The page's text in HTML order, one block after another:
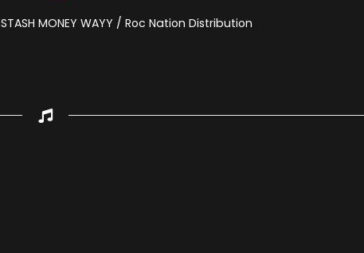
STASH MONEY WAYY / Roc Nation Distribution